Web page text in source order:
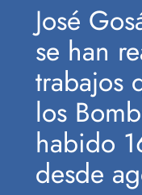
José
se han
trabajos
los
habido
desde